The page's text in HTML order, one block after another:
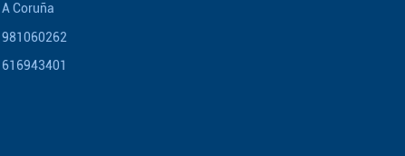
A Coruña
981060262
616943401